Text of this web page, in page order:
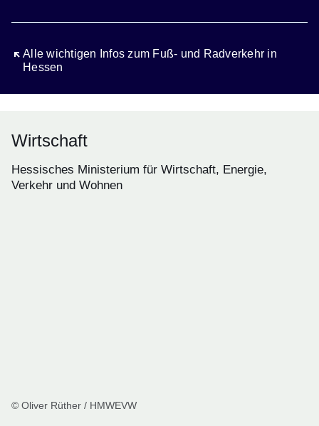
Alle wichtigen Infos zum Fuß- und Radverkehr in
Hessen
Öffnet sich in einem neuen Fenster
Wirtschaft
Hessisches Ministerium für Wirtschaft, Energie,
Verkehr und Wohnen
© Oliver Rüther / HMWEVW